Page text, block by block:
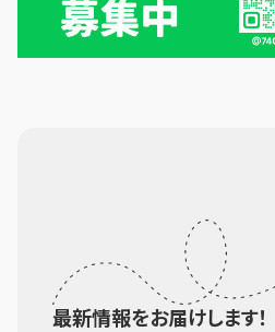
最新情報をお届けします！